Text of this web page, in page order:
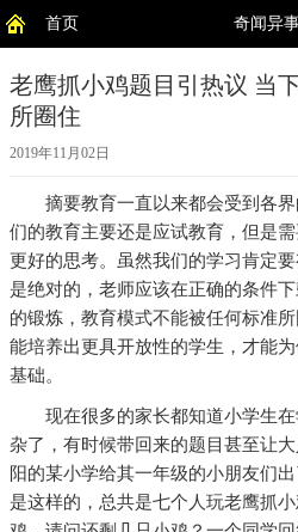
首页 奇闻异
老鹰抓小鸡题目引热议 当
所圈住
2019年11月02日
摘要教育一直以来都会受到各
们的教育主要还是应试教育，但是
更好的思考。虽然我们的学习肯定
是绝对的，老师应该在正确的条件
的锻炼，教育模式不能被任何标准
能培养出更具开放性的学生，才能
基础。
现在很多的家长都知道小学生
杂了，有时候带回来的题目甚至让
阳的某小学给其一年级的小朋友们
是这样的，总共是七个人玩老鹰抓